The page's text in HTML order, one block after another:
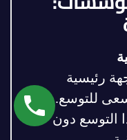
رئيسية
للتوسع.
التوسع دون